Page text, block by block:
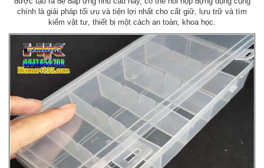
chính là giải pháp tối ưu và tiện lợi nhất cho cất giữ, lưu trữ và tìm
kiếm vật tư, thiết bị một cách an toàn, khoa học.